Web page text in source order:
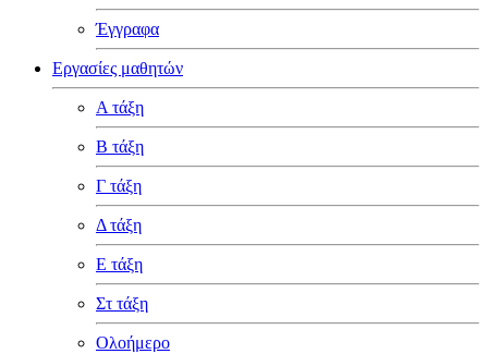
Έγγραφα
Εργασίες μαθητών
Α τάξη
Β τάξη
Γ τάξη
Δ τάξη
Ε τάξη
Στ τάξη
Ολοήμερο